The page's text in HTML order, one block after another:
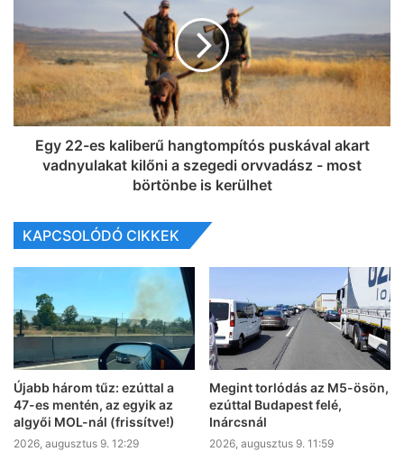
Egy 22-es kaliberű hangtompítós puskával akart
vadnyulakat kilőni a szegedi orvvadász - most
börtönbe is kerülhet
KAPCSOLÓDÓ CIKKEK
Újabb három tűz: ezúttal a
47-es mentén, az egyik az
algyői MOL-nál (frissítve!)
2026, augusztus 9. 12:29
Megint torlódás az M5-ösön,
ezúttal Budapest felé,
Inárcsnál
2026, augusztus 9. 11:59